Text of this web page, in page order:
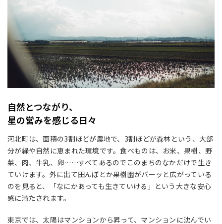
自然とつながり、
星の営みを感じる日々
河北町は、面積の3割ほどが農地で、3割ほどが森林という、大部
分が緑や自然に恵まれた環境です。食べものは、お米、果樹、野
菜、肉、牛乳、卵……すべてあるのでこのまちのなかだけで生き
ていけます。外に出て田んぼとか果樹園がバーッと広がっている
のを見ると、「なにかあっても生きていける」という大きな安心
感に満たされます。
東京では、太陽はマンションから昇って、マンションに沈んでい